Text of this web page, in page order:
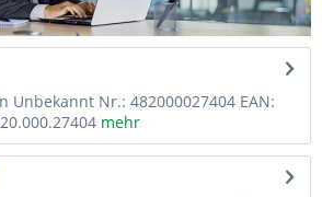
Unbekannt Nr.: 482000027404 EAN:
mehr